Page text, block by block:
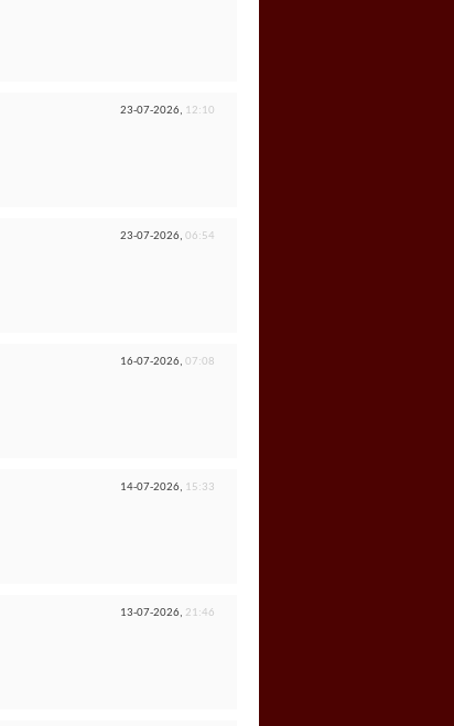
23-07-2026, 12:10
23-07-2026, 06:54
16-07-2026, 07:08
14-07-2026, 15:33
13-07-2026, 21:46